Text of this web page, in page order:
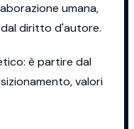
umana,
diritto d'autore.
è partire dal
valori